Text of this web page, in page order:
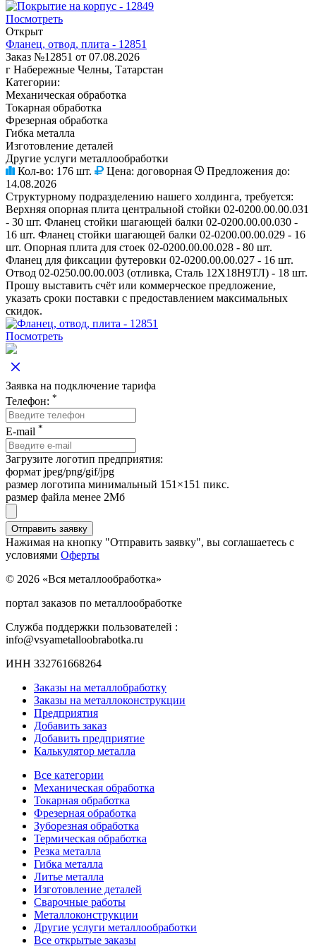
Посмотреть
Открыт
Фланец, отвод, плита - 12851
Заказ №12851 от 07.08.2026
г Набережные Челны, Татарстан
Категории:
Механическая обработка
Токарная обработка
Фрезерная обработка
Гибка металла
Изготовление деталей
Другие услуги металлообработки
Кол-во: 176 шт. Цена: договорная
Предложения до:
14.08.2026
Структурному подразделению нашего холдинга, требуется:
Верхняя опорная плита центральной стойки 02-0200.00.00.031
- 30 шт. Фланец стойки шагающей балки 02-0200.00.00.030 -
16 шт. Фланец стойки шагающей балки 02-0200.00.00.029 - 16
шт. Опорная плита для стоек 02-0200.00.00.028 - 80 шт.
Фланец для фиксации футеровки 02-0200.00.00.027 - 16 шт.
Отвод 02-0250.00.00.003 (отливка, Сталь 12Х18Н9ТЛ) - 18 шт.
Прошу выставить счёт или коммерческое предложение,
указать сроки поставки с предоставлением максимальных
скидок.
Посмотреть
Заявка на подключение тарифа
Телефон: *
E-mail *
Загрузите логотип предприятия:
формат jpeg/png/gif/jpg
размер логотипа минимальный 151×151 пикс.
размер файла менее 2Мб
Нажимая на кнопку "Отправить заявку", вы соглашаетесь с
условиями Оферты
© 2026 «Вся металлообработка»
портал заказов по металлообработке
Служба поддержки пользователей :
info@vsyametalloobrabotka.ru
ИНН 332761668264
Заказы на металлобработку
Заказы на металлоконструкции
Предприятия
Добавить заказ
Добавить предприятие
Калькулятор металла
Все категории
Механическая обработка
Токарная обработка
Фрезерная обработка
Зуборезная обработка
Термическая обработка
Резка металла
Гибка металла
Литье металла
Изготовление деталей
Сварочные работы
Металлоконструкции
Другие услуги металлообработки
Все открытые заказы